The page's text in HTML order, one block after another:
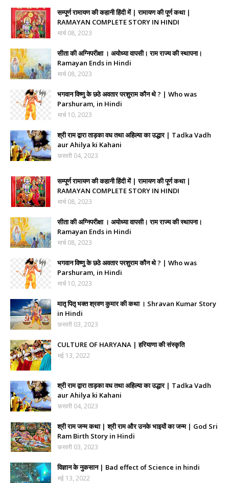
सम्पूर्ण रामायण की कहानी हिंदी में | रामायण की पूर्ण कथा |
RAMAYAN COMPLETE STORY IN HINDI
मार्च 08, 2023
सीता की अग्निपरीक्षा । अयोध्या वापसी। राम राज्य की स्थापना।
Ramayan Ends in Hindi
मार्च 08, 2023
भगवान विष्णु के छठे अवतार परशुराम कौन थे ? | Who was
Parshuram, in Hindi
मार्च 10, 2023
श्री राम द्वारा ताड़का वध तथा अहिल्या का उद्धार | Tadka Vadh
aur Ahilya ki Kahani
फ़रवरी 04, 2023
सम्पूर्ण रामायण की कहानी हिंदी में | रामायण की पूर्ण कथा |
RAMAYAN COMPLETE STORY IN HINDI
मार्च 08, 2023
सीता की अग्निपरीक्षा । अयोध्या वापसी। राम राज्य की स्थापना।
Ramayan Ends in Hindi
मार्च 08, 2023
भगवान विष्णु के छठे अवतार परशुराम कौन थे ? | Who was
Parshuram, in Hindi
मार्च 10, 2023
मातृ पितृ भक्त श्रवण कुमार की कथा । Shravan Kumar Story
in Hindi
फ़रवरी 03, 2023
CULTURE OF HARYANA | हरियाणा की संस्कृति
मई 13, 2022
श्री राम द्वारा ताड़का वध तथा अहिल्या का उद्धार | Tadka Vadh
aur Ahilya ki Kahani
फ़रवरी 04, 2023
श्री राम जन्म कथा | श्री राम और उनके भाइयों का जन्म | God Sri
Ram Birth Story in Hindi
फ़रवरी 03, 2023
विज्ञान के नुकसान | Bad effect of Science in hindi
मई 13, 2022